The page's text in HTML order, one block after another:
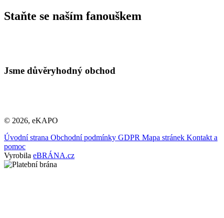
Staňte se naším fanouškem
Jsme důvěryhodný obchod
© 2026, eKAPO
Úvodní strana Obchodní podmínky GDPR Mapa stránek Kontakt a
pomoc
Vyrobila eBRÁNA.cz